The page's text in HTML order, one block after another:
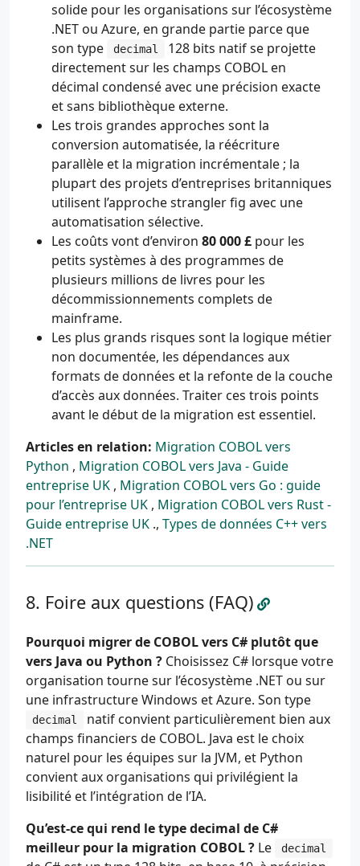
solide pour les organisations sur l’écosystème
.NET ou Azure, en grande partie parce que
son type
decimal
128 bits natif se projette
directement sur les champs COBOL en
décimal condensé avec une précision exacte
et sans bibliothèque externe.
Les trois grandes approches sont la
conversion automatisée, la réécriture
parallèle et la migration incrémentale ; la
plupart des projets d’entreprises britanniques
utilisent l’approche strangler fig avec une
automatisation sélective.
Les coûts vont d’environ 80 000 £ pour les
petits systèmes à des programmes de
plusieurs millions de livres pour les
décommissionnements complets de
mainframe.
Les plus grands risques sont la logique métier
non documentée, les dépendances aux
formats de données et la refonte de la couche
d’accès aux données. Traiter ces trois points
avant le début de la migration est essentiel.
Articles en relation: Migration COBOL vers
Python , Migration COBOL vers Java - Guide
entreprise UK , Migration COBOL vers Go : guide
pour l’entreprise UK , Migration COBOL vers Rust -
Guide entreprise UK ., Types de données C++ vers
.NET
Foire aux questions (FAQ)
Pourquoi migrer de COBOL vers C# plutôt que
vers Java ou Python ? Choisissez C# lorsque votre
organisation tourne sur l’écosystème .NET ou sur
une infrastructure Windows et Azure. Son type
decimal
natif convient particulièrement bien aux
champs financiers de COBOL. Java est le choix
naturel pour les équipes sur la JVM, et Python
convient aux organisations qui privilégient la
lisibilité et l’intégration de l’IA.
Qu’est-ce qui rend le type decimal de C#
meilleur pour la migration COBOL ? Le decimal